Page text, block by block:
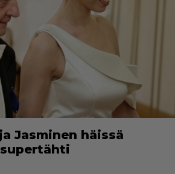
Jasminen häissä